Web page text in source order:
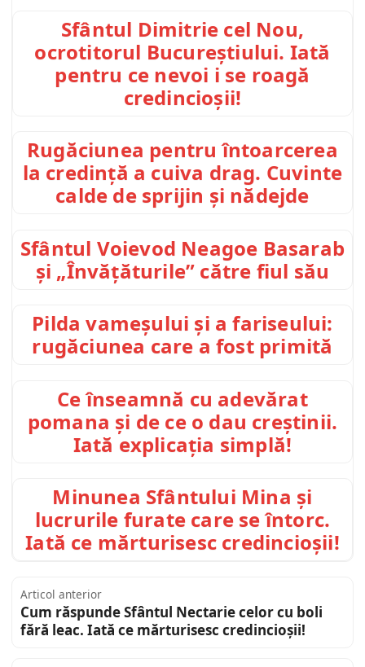
Sfântul Dimitrie cel Nou,
ocrotitorul Bucureștiului. Iată
pentru ce nevoi i se roagă
credincioșii!
Rugăciunea pentru întoarcerea
la credință a cuiva drag. Cuvinte
calde de sprijin și nădejde
Sfântul Voievod Neagoe Basarab
și „Învățăturile” către fiul său
Pilda vameșului și a fariseului:
rugăciunea care a fost primită
Ce înseamnă cu adevărat
pomana și de ce o dau creștinii.
Iată explicația simplă!
Minunea Sfântului Mina și
lucrurile furate care se întorc.
Iată ce mărturisesc credincioșii!
Articol anterior
Cum răspunde Sfântul Nectarie celor cu boli
fără leac. Iată ce mărturisesc credincioșii!